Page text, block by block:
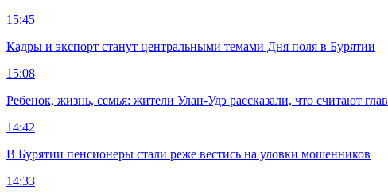
15:45
Кадры и экспорт станут центральными темами Дня поля в Бурятии
15:08
Ребенок, жизнь, семья: жители Улан-Удэ рассказали, что считают
14:42
В Бурятии пенсионеры стали реже вестись на уловки мошенников
14:33